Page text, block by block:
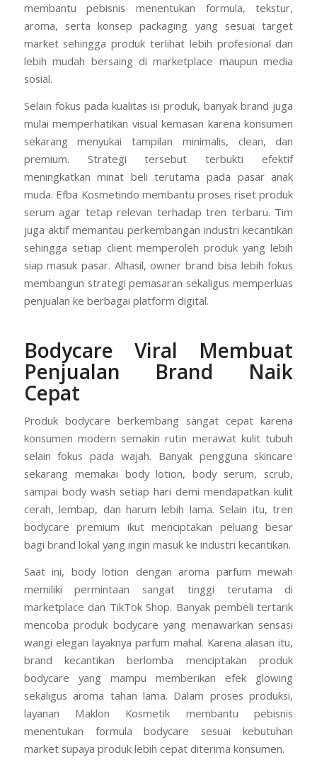
membantu pebisnis menentukan formula, tekstur,
aroma, serta konsep packaging yang sesuai target
market sehingga produk terlihat lebih profesional dan
lebih mudah bersaing di marketplace maupun media
sosial.
Selain fokus pada kualitas isi produk, banyak brand juga
mulai memperhatikan visual kemasan karena konsumen
sekarang menyukai tampilan minimalis, clean, dan
premium. Strategi tersebut terbukti efektif
meningkatkan minat beli terutama pada pasar anak
muda. Efba Kosmetindo membantu proses riset produk
serum agar tetap relevan terhadap tren terbaru. Tim
juga aktif memantau perkembangan industri kecantikan
sehingga setiap client memperoleh produk yang lebih
siap masuk pasar. Alhasil, owner brand bisa lebih fokus
membangun strategi pemasaran sekaligus memperluas
penjualan ke berbagai platform digital.
Bodycare Viral Membuat
Penjualan Brand Naik
Cepat
Produk bodycare berkembang sangat cepat karena
konsumen modern semakin rutin merawat kulit tubuh
selain fokus pada wajah. Banyak pengguna skincare
sekarang memakai body lotion, body serum, scrub,
sampai body wash setiap hari demi mendapatkan kulit
cerah, lembap, dan harum lebih lama. Selain itu, tren
bodycare premium ikut menciptakan peluang besar
bagi brand lokal yang ingin masuk ke industri kecantikan.
Saat ini, body lotion dengan aroma parfum mewah
memiliki permintaan sangat tinggi terutama di
marketplace dan TikTok Shop. Banyak pembeli tertarik
mencoba produk bodycare yang menawarkan sensasi
wangi elegan layaknya parfum mahal. Karena alasan itu,
brand kecantikan berlomba menciptakan produk
bodycare yang mampu memberikan efek glowing
sekaligus aroma tahan lama. Dalam proses produksi,
layanan Maklon Kosmetik membantu pebisnis
menentukan formula bodycare sesuai kebutuhan
market supaya produk lebih cepat diterima konsumen.